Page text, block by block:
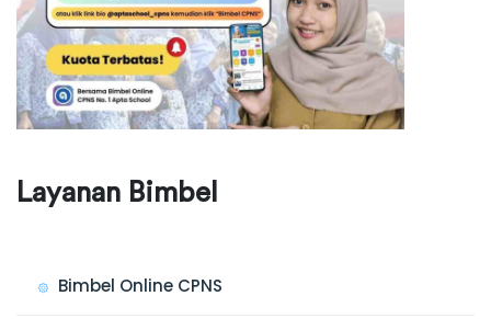
Layanan Bimbel
Bimbel Online CPNS